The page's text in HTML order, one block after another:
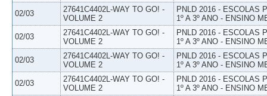
02/03
27641C4402L-WAY TO GO! -
VOLUME 2
PNLD 2016 - ESCOLAS
1º A 3º ANO - ENSINO
02/03
27641C4402L-WAY TO GO! -
VOLUME 2
PNLD 2016 - ESCOLAS
1º A 3º ANO - ENSINO
02/03
27641C4402L-WAY TO GO! -
VOLUME 2
PNLD 2016 - ESCOLAS
1º A 3º ANO - ENSINO
02/03
27641C4402L-WAY TO GO! -
VOLUME 2
PNLD 2016 - ESCOLAS
1º A 3º ANO - ENSINO